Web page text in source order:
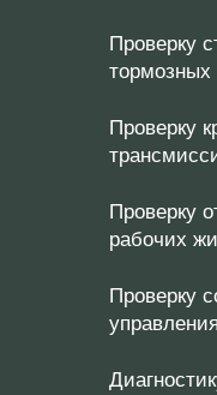
Проверку
тормозных
Проверку
Проверку
рабочих
Проверку
управления